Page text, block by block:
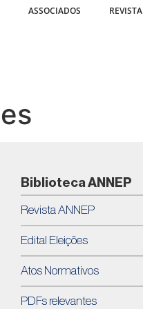
ASSOCIADOS REVISTA
Biblioteca ANNEP
Revista ANNEP
Edital Eleições
Atos Normativos
PDFs relevantes